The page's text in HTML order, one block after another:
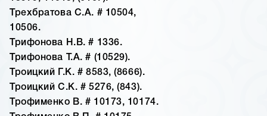
Трехбратова С.А. # 10504,
10506.
Трифонова Н.В. # 1336.
Трифонова Т.А. # (10529).
Троицкий Г.К. # 8583, (8666).
Троицкий С.К. # 5276, (843).
Трофименко В. # 10173, 10174.